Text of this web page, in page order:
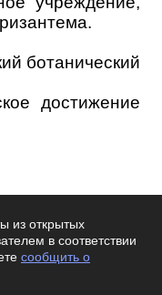
ботанический
достижение
из открытых
в соответствии
сообщить о